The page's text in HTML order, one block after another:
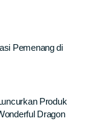
Pemenang di
Produk
Dragon